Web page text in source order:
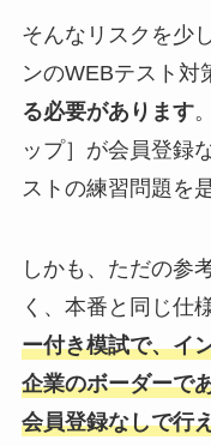
そんなリスクを少
ンのWEBテスト対
る必要があります
ップ］が会員登録
ストの練習問題を
しかも、ただの参
く、本番と同じ仕
ー付き模試で、イ
企業のボーダーで
会員登録なしで行